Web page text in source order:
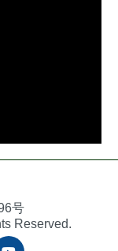
号
Reserved.